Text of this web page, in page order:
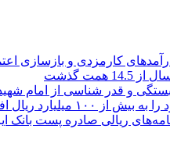
درآمدهای کارمزدی و بازسازی
گذشت
و قدر شناسی از امام